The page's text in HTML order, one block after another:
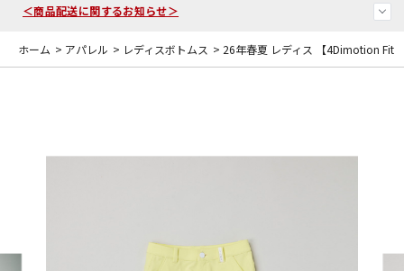
ホーム > アパレル > レディスボトムス > 26年春夏 レディス 【4Dimotion Fit